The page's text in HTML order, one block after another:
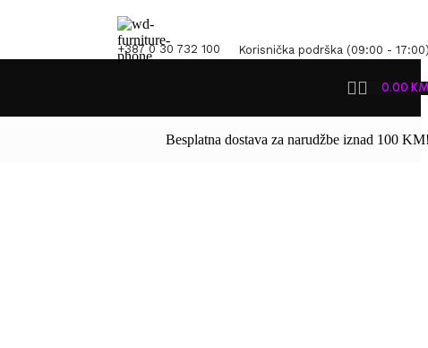
+387 0 30 732 100 Korisnička podrška (09:00 -
0.00
Besplatna dostava za narudžbe iznad 100